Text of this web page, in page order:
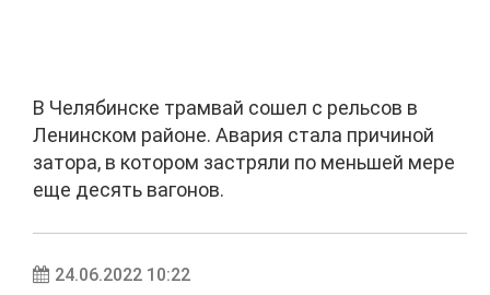
В Челябинске трамвай сошел с рельсов в
Ленинском районе. Авария стала причиной
затора, в котором застряли по меньшей мере
еще десять вагонов.
24.06.2022 10:22